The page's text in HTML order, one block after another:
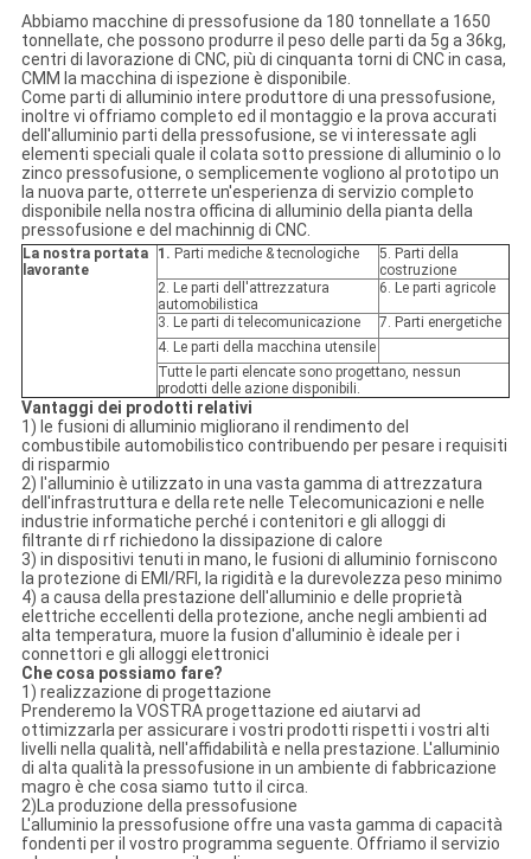
Abbiamo macchine di pressofusione da 180 tonnellate a 1650
tonnellate, che possono produrre il peso delle parti da 5g a 36kg,
centri di lavorazione di CNC, più di cinquanta torni di CNC in casa,
CMM la macchina di ispezione è disponibile.
Come parti di alluminio intere produttore di una pressofusione,
inoltre vi offriamo completo ed il montaggio e la prova accurati
dell'alluminio parti della pressofusione, se vi interessate agli
elementi speciali quale il colata sotto pressione di alluminio o lo
zinco pressofusione, o semplicemente vogliono al prototipo un
la nuova parte, otterrete un'esperienza di servizio completo
disponibile nella nostra officina di alluminio della pianta della
pressofusione e del machinnig di CNC.
La nostra portata
lavorante
1. Parti mediche & tecnologiche
5. Parti della
costruzione
2. Le parti dell'attrezzatura
automobilistica
6. Le parti agricole
3. Le parti di telecomunicazione
7. Parti energetiche
4. Le parti della macchina utensile
Tutte le parti elencate sono progettano, nessun
prodotti delle azione disponibili.
Vantaggi dei prodotti relativi
1) le fusioni di alluminio migliorano il rendimento del
combustibile automobilistico contribuendo per pesare i requisiti
di risparmio
2) l'alluminio è utilizzato in una vasta gamma di attrezzatura
dell'infrastruttura e della rete nelle Telecomunicazioni e nelle
industrie informatiche perché i contenitori e gli alloggi di
filtrante di rf richiedono la dissipazione di calore
3) in dispositivi tenuti in mano, le fusioni di alluminio forniscono
la protezione di EMI/RFI, la rigidità e la durevolezza peso minimo
4) a causa della prestazione dell'alluminio e delle proprietà
elettriche eccellenti della protezione, anche negli ambienti ad
alta temperatura, muore la fusion d'alluminio è ideale per i
connettori e gli alloggi elettronici
Che cosa possiamo fare?
1) realizzazione di progettazione
Prenderemo la VOSTRA progettazione ed aiutarvi ad
ottimizzarla per assicurare i vostri prodotti rispetti i vostri alti
livelli nella qualità, nell'affidabilità e nella prestazione. L'alluminio
di alta qualità la pressofusione in un ambiente di fabbricazione
magro è che cosa siamo tutto il circa.
2)La produzione della pressofusione
L'alluminio la pressofusione offre una vasta gamma di capacità
fondenti per il vostro programma seguente. Offriamo il servizio